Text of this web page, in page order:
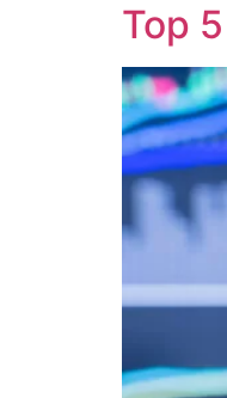
Top